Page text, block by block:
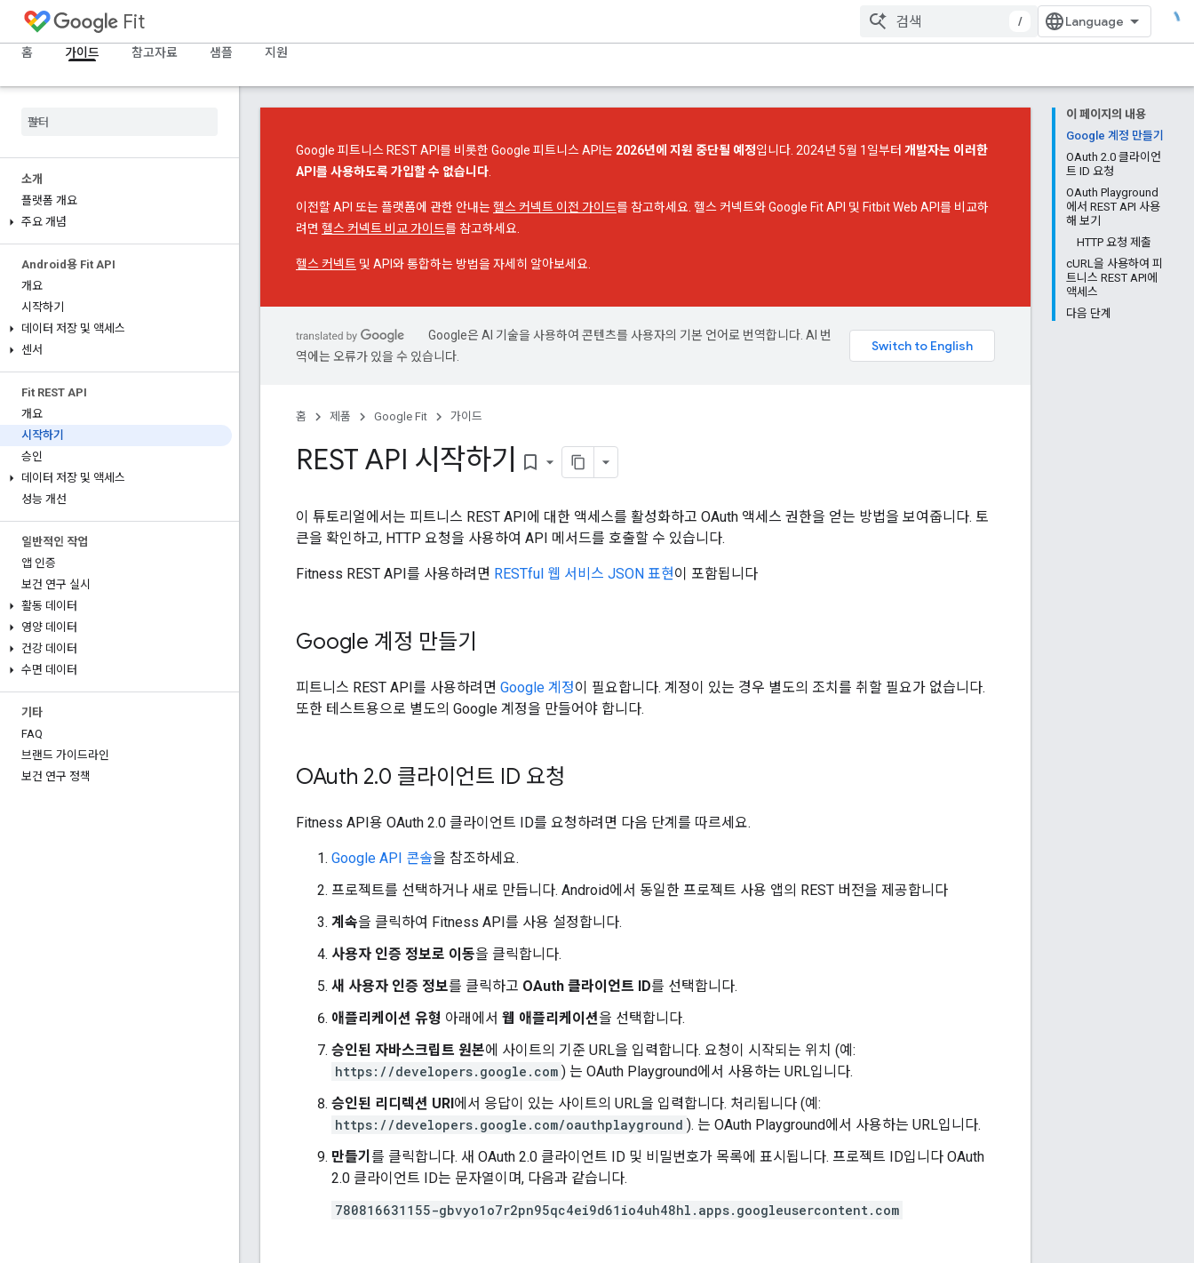
Fit
/
홈
가이드 참고자료 샘플 지원
소개
플랫폼 개요
주요 개념
Android용 Fit API
개요
시작하기
데이터 저장 및 액세스
센서
Fit REST API
개요
시작하기
승인
데이터 저장 및 액세스
성능 개선
일반적인 작업
앱 인증
보건 연구 실시
활동 데이터
영양 데이터
건강 데이터
수면 데이터
기타
FAQ
브랜드 가이드라인
보건 연구 정책
이 페이지의 내용
Google 계정 만들기
OAuth 2.0 클라이언
트 ID 요청
OAuth Playground
에서 REST API 사용
해 보기
HTTP 요청 제출
cURL을 사용하여 피
트니스 REST API에
액세스
다음 단계
Google 피트니스 REST API를 비롯한 Google 피트니스 API는 2026년에 지원 중단될 예정입니다. 2024년 5월 1일부터 개발자는 이러한
API를 사용하도록 가입할 수 없습니다
이전할 API 또는 플랫폼에 관한 안내는헬스 커넥트 이전 가이드를 참고하세요. 헬스 커넥트와 Google Fit API 및 Fitbit Web API를 비교하
려면 헬스 커넥트 비교 가이드를 참고하세요.
헬스 커넥트 및 API와 통합하는 방법을 자세히 알아보세요.
Google은 AI 기술을 사용하여 콘텐츠를 사용자의 기본 언어로 번역합니다. AI 번
역에는 오류가 있을 수 있습니다.
홈 제품 Google Fit 가이드
REST API 시작하기 bookmark_border
이 튜토리얼에서는 피트니스 REST API에 대한 액세스를 활성화하고 OAuth 액세스 권한을 얻는 방법을 보여줍니다. 토
큰을 확인하고, HTTP 요청을 사용하여 API 메서드를 호출할 수 있습니다.
Fitness REST API를 사용하려면 RESTful 웹 서비스 JSON 표현이 포함됩니다
Google 계정 만들기
피트니스 REST API를 사용하려면 Google 계정이 필요합니다. 계정이 있는 경우 별도의 조치를 취할 필요가 없습니다.
또한 테스트용으로 별도의 Google 계정을 만들어야 합니다.
OAuth 2.0 클라이언트 ID 요청
Fitness API용 OAuth 2.0 클라이언트 ID를 요청하려면 다음 단계를 따르세요.
Google API 콘솔을 참조하세요.
프로젝트를 선택하거나 새로 만듭니다. Android에서 동일한 프로젝트 사용 앱의 REST 버전을 제공합니다
계속을 클릭하여 Fitness API를 사용 설정합니다.
사용자 인증 정보로 이동을 클릭합니다.
새 사용자 인증 정보를 클릭하고 OAuth 클라이언트 ID를 선택합니다.
애플리케이션 유형 아래에서 웹 애플리케이션을 선택합니다.
승인된 자바스크립트 원본에 사이트의 기준 URL을 입력합니다. 요청이 시작되는 위치 (예:
https://developers.google.com ) 는 OAuth Playground에서 사용하는 URL입니다.
승인된 리디렉션 URI에서 응답이 있는 사이트의 URL을 입력합니다. 처리됩니다 (예:
https://developers.google.com/oauthplayground ). 는 OAuth Playground에서 사용하는 URL입니다.
만들기 를 클릭합니다. 새 OAuth 2.0 클라이언트 ID 및 비밀번호가 목록에 표시됩니다. 프로젝트 ID입니다 OAuth
2.0 클라이언트 ID는 문자열이며, 다음과 같습니다.
780816631155-gbvyo1o7r2pn95qc4ei9d61io4uh48hl.apps.googleusercontent.com